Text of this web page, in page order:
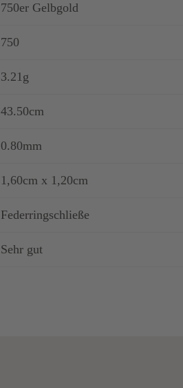
750er Gelbgold
750
3.21g
43.50cm
0.80mm
1,60cm x 1,20cm
Federringschließe
Sehr gut